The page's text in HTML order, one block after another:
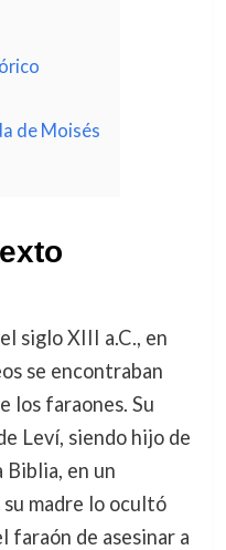
de Moisés
siglo XIII a.C., en
se encontraban
los faraones. Su
Leví, siendo hijo de
Biblia, en un
madre lo ocultó
faraón de asesinar a